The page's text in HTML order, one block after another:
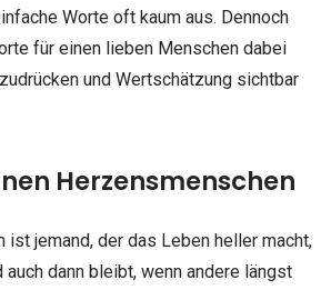
Worte oft kaum aus. Dennoch
für einen lieben Menschen dabei
und Wertschätzung sichtbar
Herzensmenschen
ist jemand, der das Leben heller macht,
auch dann bleibt, wenn andere längst